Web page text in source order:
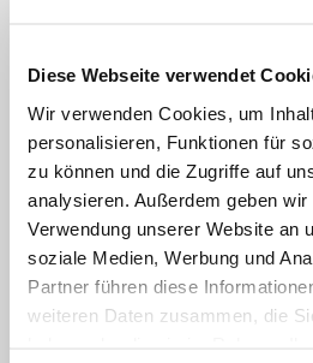
Diese Webseite verwendet
Wir verwenden Cookies, um
personalisieren, Funktionen für
zu können und die Zugriffe auf
analysieren. Außerdem geben
Verwendung unserer Website an
soziale Medien, Werbung und
Partner führen diese
weiteren Daten zusammen, die
der Christlich
sammelt und mischt
verschiedener religiöser
stellt regelrecht ein
synkretistische
dar." Eine echte Nähe